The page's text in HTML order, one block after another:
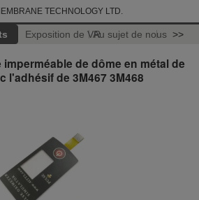
TECHNOLOGY LTD.
Exposition de VRAu sujet de nous >>
de dôme en métal de
l'adhésif de 3M467 3M468